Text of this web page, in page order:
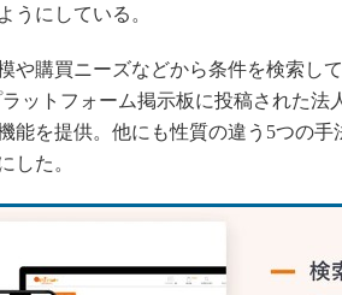
うにしている。
や購買ニーズなどから条件を検索し
ットフォーム掲示板に投稿された法
能を提供。他にも性質の違う5つの
した。